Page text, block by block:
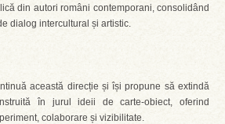
din autori români contemporani, consolidând
dialog intercultural și artistic.
această direcție și își propune să extindă
în jurul ideii de carte-obiect, oferind
colaborare și vizibilitate.